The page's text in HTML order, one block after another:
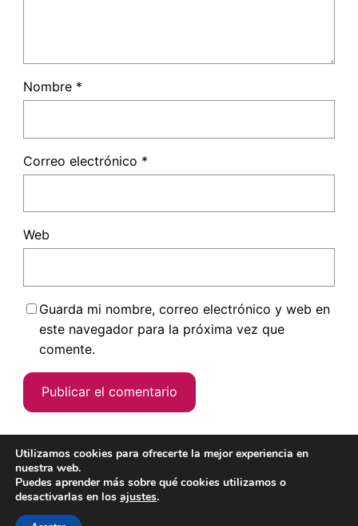
Nombre *
Correo electrónico *
Web
Guarda mi nombre, correo electrónico y web en
este navegador para la próxima vez que
comente.
Hecho concariñoy un poquito de
Este blog es
Utilizamos cookies para ofrecerte la mejor experiencia en
nuestra web.
Puedes aprender más sobre qué cookies utilizamos o
desactivarlas en los ajustes.